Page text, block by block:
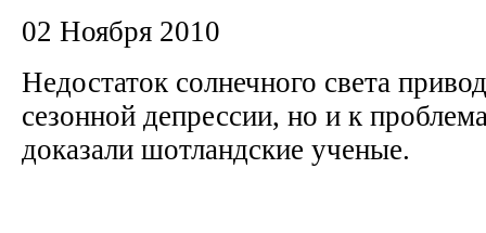
02 Ноября 2010
Недостаток солнечного света
сезонной депрессии, но и к
доказали шотландские ученые.